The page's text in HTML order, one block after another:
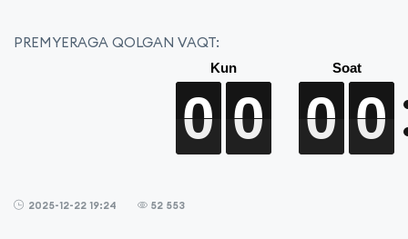
PREMYERAGA QOLGAN VAQT:
0
0
0
0 0
0
0
0 0
0
0
0 0
0
0
0
2025-12-22 19:24 52 553